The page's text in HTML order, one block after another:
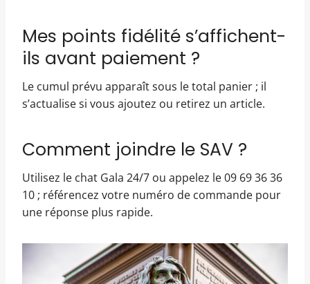
Mes points fidélité s’affichent-
ils avant paiement ?
Le cumul prévu apparaît sous le total panier ; il
s’actualise si vous ajoutez ou retirez un article.
Comment joindre le SAV ?
Utilisez le chat Gala 24/7 ou appelez le 09 69 36 36
10 ; référencez votre numéro de commande pour
une réponse plus rapide.